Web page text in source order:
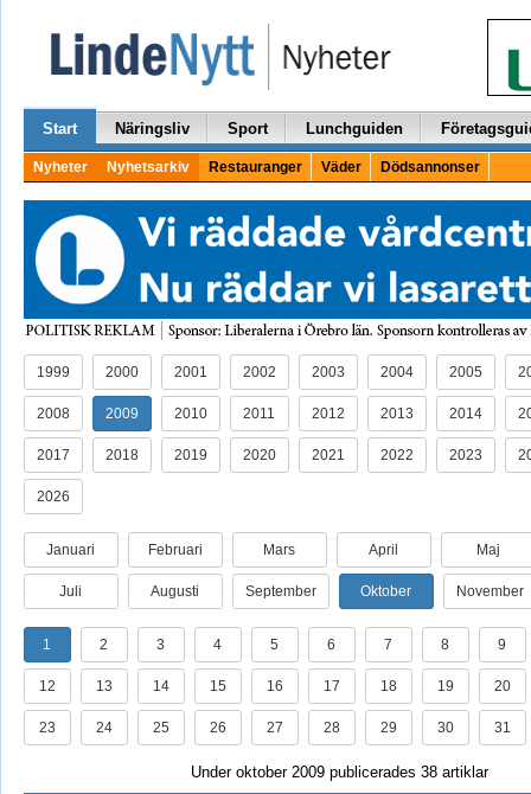
Start Näringsliv Sport Lunchguiden
Nyheter Nyhetsarkiv Restauranger Väder Dödsannonser
1999 2000 2001 2002 2003 2004 2005
2008 2009 2010 2011 2012 2013 2014
2017 2018 2019 2020 2021 2022 2023
2026
Januari Februari Mars April Maj
Juli Augusti September Oktober November
1 2 3 4 5 6 7 8 9
12 13 14 15 16 17 18 19 20
23 24 25 26 27 28 29 30 31
Under oktober 2009 publicerades 38 artiklar